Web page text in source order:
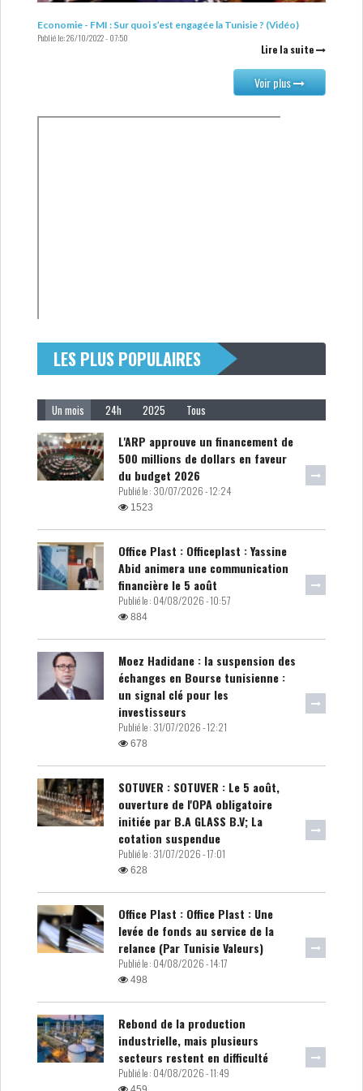
L’ATB RENFORCE SON
FINANCE
FISCALITE
ENTRÉE EN VIGUEUR DE LA
TAXE SUR LE PATR...
DES ACTIVITÉS Q...
BOURSE DE TUNIS : UN OUTIL
DE FINANCEMEN...
LE CALENDRIER FISCAL ET
SOCIAL 2021: LES...
ECONOMIE
ACTUALITÉS
EMPLOI
PRIVATISATION
ACTUALITÉS DES
DEVISES
Economie - FMI : Sur quoi s’est engagée la Tunisie ? (Vidéo)
Publié le:26/10/2022 - 07:50
Lire la suite
Voir plus
LES PLUS POPULAIRES
Un mois 24h 2025 Tous
L'ARP approuve un financement de
500 millions de dollars en faveur
du budget 2026
Publié le : 30/07/2026 - 12:24
1523
Office Plast : Officeplast : Yassine
Abid animera une communication
financière le 5 août
Publié le : 04/08/2026 - 10:57
884
Moez Hadidane : la suspension des
échanges en Bourse tunisienne :
un signal clé pour les
investisseurs
Publié le : 31/07/2026 - 12:21
678
SOTUVER : SOTUVER : Le 5 août,
ouverture de l'OPA obligatoire
initiée par B.A GLASS B.V; La
cotation suspendue
Publié le : 31/07/2026 - 17:01
628
Office Plast : Office Plast : Une
levée de fonds au service de la
relance (Par Tunisie Valeurs)
Publié le : 04/08/2026 - 14:17
498
Rebond de la production
industrielle, mais plusieurs
secteurs restent en difficulté
Publié le : 04/08/2026 - 11:49